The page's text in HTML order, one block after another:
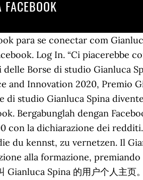
para se conectar com
Log In. “Ci piacerebbe
Borse di studio Gianluca
and Innovation 2020, Premio
di studio Gianluca Spina
Bergabunglah dengan
con la dichiarazione dei
du kennst, zu vernetzen. Il
alla formazione,
Gianluca Spina 的用户个人主页